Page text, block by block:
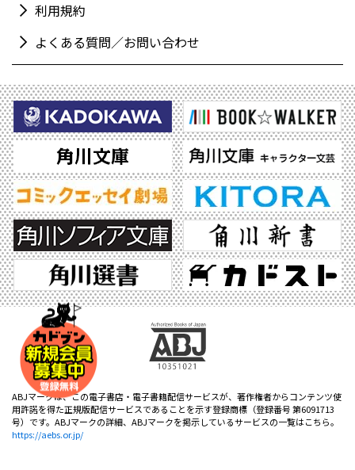
利用規約
よくある質問／お問い合わせ
ABJマークは、この電子書店・電子書籍配信サービスが、著作権者からコンテンツ使
用許諾を得た正規版配信サービスであることを示す登録商標（登録番号 第6091713
号）です。ABJマークの詳細、ABJマークを掲示しているサービスの一覧はこちら。
https://aebs.or.jp/